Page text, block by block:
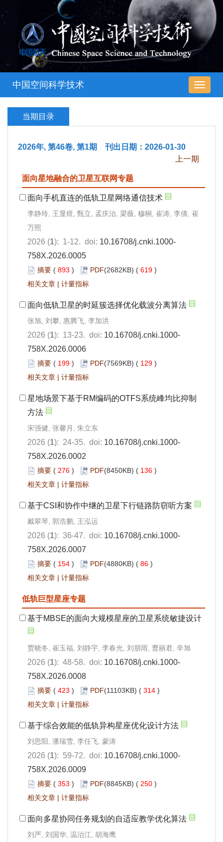
导
航
中国空间科学技术
当期目录
2026年, 第46卷, 第1期 刊出日期：2026-01-30
上一期
面向星地融合的卫星互联网专题
面向手机直连的低轨卫星网络通信技术
李静玲, 王显煜, 甄立, 孟庆治, 梁薇, 穆桐, 崔涛, 李倩, 崔
万照
2026 (1): 1-12. doi: 10.16708/j.cnki.1000-
758X.2026.0005
摘要 ( 893 ) PDF(2682KB) ( 619 )
相关文章 | 计量指标
面向低轨卫星的时延簇选择优化载波分离算法
张旭, 刘攀, 惠腾飞, 李加洪
2026 (1): 13-23. doi: 10.16708/j.cnki.1000-
758X.2026.0006
摘要 ( 199 ) PDF(7569KB) ( 129 )
相关文章 | 计量指标
星地场景下基于RM编码的OTFS系统峰均比抑制
方法
宋强健, 张馨月, 朱立东
2026 (1): 24-35. doi: 10.16708/j.cnki.1000-
758X.2026.0002
摘要 ( 276 ) PDF(8450KB) ( 136 )
相关文章 | 计量指标
基于CSI和协作中继的卫星下行链路防窃听方案
戴翠琴, 郭浩鹏, 王泓运
2026 (1): 36-47. doi: 10.16708/j.cnki.1000-
758X.2026.0007
摘要 ( 154 ) PDF(4880KB) ( 86 )
相关文章 | 计量指标
低轨巨型星座专题
基于MBSE的面向大规模星座的卫星系统敏捷设计
贾晓冬, 崔玉福, 刘静宇, 李春光, 刘朋雨, 曹丽君, 辛旭
2026 (1): 48-58. doi: 10.16708/j.cnki.1000-
758X.2026.0008
摘要 ( 423 ) PDF(11103KB) ( 314 )
相关文章 | 计量指标
基于综合效能的低轨异构星座优化设计方法
刘思阳, 潘瑞雪, 李任飞, 蒙涛
2026 (1): 59-72. doi: 10.16708/j.cnki.1000-
758X.2026.0009
摘要 ( 353 ) PDF(8845KB) ( 250 )
相关文章 | 计量指标
面向多星协同任务规划的自适应教学优化算法
刘严, 刘国华, 温治江, 胡海鹰